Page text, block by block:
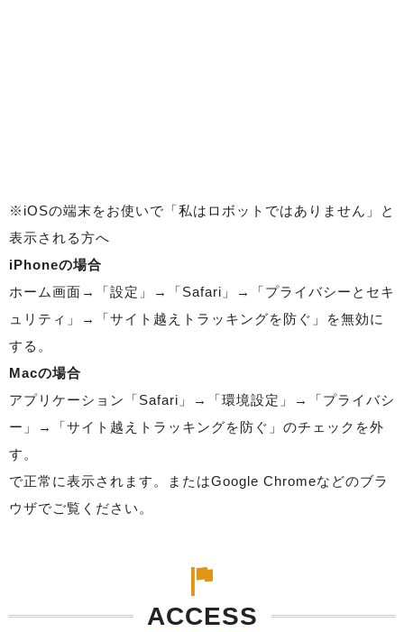
※iOSの端末をお使いで「私はロボットではありません」と
表示される方へ
iPhoneの場合
ホーム画面→「設定」→「Safari」→「プライバシーとセキ
ュリティ」→「サイト越えトラッキングを防ぐ」を無効に
する。
Macの場合
アプリケーション「Safari」→「環境設定」→「プライバシ
ー」→「サイト越えトラッキングを防ぐ」のチェックを外
す。
で正常に表示されます。またはGoogle Chromeなどのブラ
ウザでご覧ください。
ACCESS